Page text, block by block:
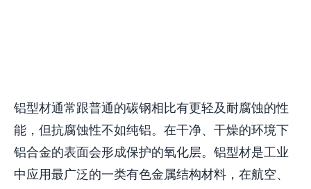
铝型材通常跟普通的碳钢相比有更轻及耐腐蚀的性
能，但抗腐蚀性不如纯铝。在干净、干燥的环境下
铝合金的表面会形成保护的氧化层。铝型材是工业
中应用最广泛的一类有色金属结构材料，在航空、